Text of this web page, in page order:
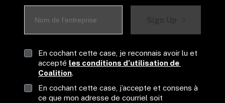
En cochant cette case, je reconnais avoir lu et
accepté les conditions d’utilisation de
Coalition.
En cochant cette case, j’accepte et consens à
ce que mon adresse de courriel soit